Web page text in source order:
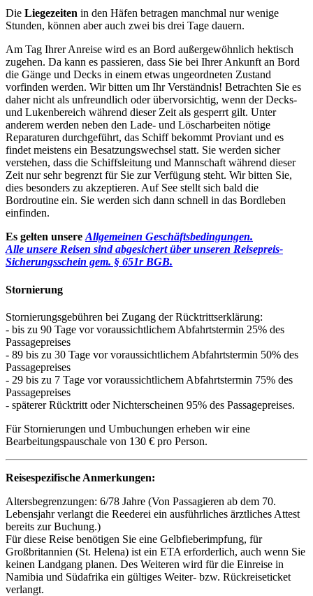
Die Liegezeiten in den Häfen betragen manchmal nur wenige
Stunden, können aber auch zwei bis drei Tage dauern.
Am Tag Ihrer Anreise wird es an Bord außergewöhnlich hektisch
zugehen. Da kann es passieren, dass Sie bei Ihrer Ankunft an Bord
die Gänge und Decks in einem etwas ungeordneten Zustand
vorfinden werden. Wir bitten um Ihr Verständnis! Betrachten Sie es
daher nicht als unfreundlich oder übervorsichtig, wenn der Decks-
und Lukenbereich während dieser Zeit als gesperrt gilt. Unter
anderem werden neben den Lade- und Löscharbeiten nötige
Reparaturen durchgeführt, das Schiff bekommt Proviant und es
findet meistens ein Besatzungswechsel statt. Sie werden sicher
verstehen, dass die Schiffsleitung und Mannschaft während dieser
Zeit nur sehr begrenzt für Sie zur Verfügung steht. Wir bitten Sie,
dies besonders zu akzeptieren. Auf See stellt sich bald die
Bordroutine ein. Sie werden sich dann schnell in das Bordleben
einfinden.
Es gelten unsereAllgemeinen Geschäftsbedingungen.
Alle unsere Reisen sind abgesichert über unseren Reisepreis-
Sicherungsschein gem. § 651r BGB.
Stornierung
Stornierungsgebühren bei Zugang der Rücktrittserklärung:
- bis zu 90 Tage vor voraussichtlichem Abfahrtstermin 25% des
Passagepreises
- 89 bis zu 30 Tage vor voraussichtlichem Abfahrtstermin 50% des
Passagepreises
- 29 bis zu 7 Tage vor voraussichtlichem Abfahrtstermin 75% des
Passagepreises
- späterer Rücktritt oder Nichterscheinen 95% des Passagepreises.
Für Stornierungen und Umbuchungen erheben wir eine
Bearbeitungspauschale von 130 € pro Person.
Reisespezifische Anmerkungen:
Altersbegrenzungen: 6/78 Jahre (Von Passagieren ab dem 70.
Lebensjahr verlangt die Reederei ein ausführliches ärztliches Attest
bereits zur Buchung.)
Für diese Reise benötigen Sie eine Gelbfieberimpfung, für
Großbritannien (St. Helena) ist ein ETA erforderlich, auch wenn Sie
keinen Landgang planen. Des Weiteren wird für die Einreise in
Namibia und Südafrika ein gültiges Weiter- bzw. Rückreiseticket
verlangt.